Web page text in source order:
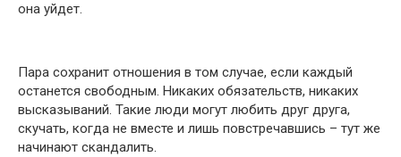
она уйдет.
Пара сохранит отношения в том случае, если каждый
останется свободным. Никаких обязательств, никаких
высказываний. Такие люди могут любить друг друга,
скучать, когда не вместе и лишь повстречавшись – тут же
начинают скандалить.